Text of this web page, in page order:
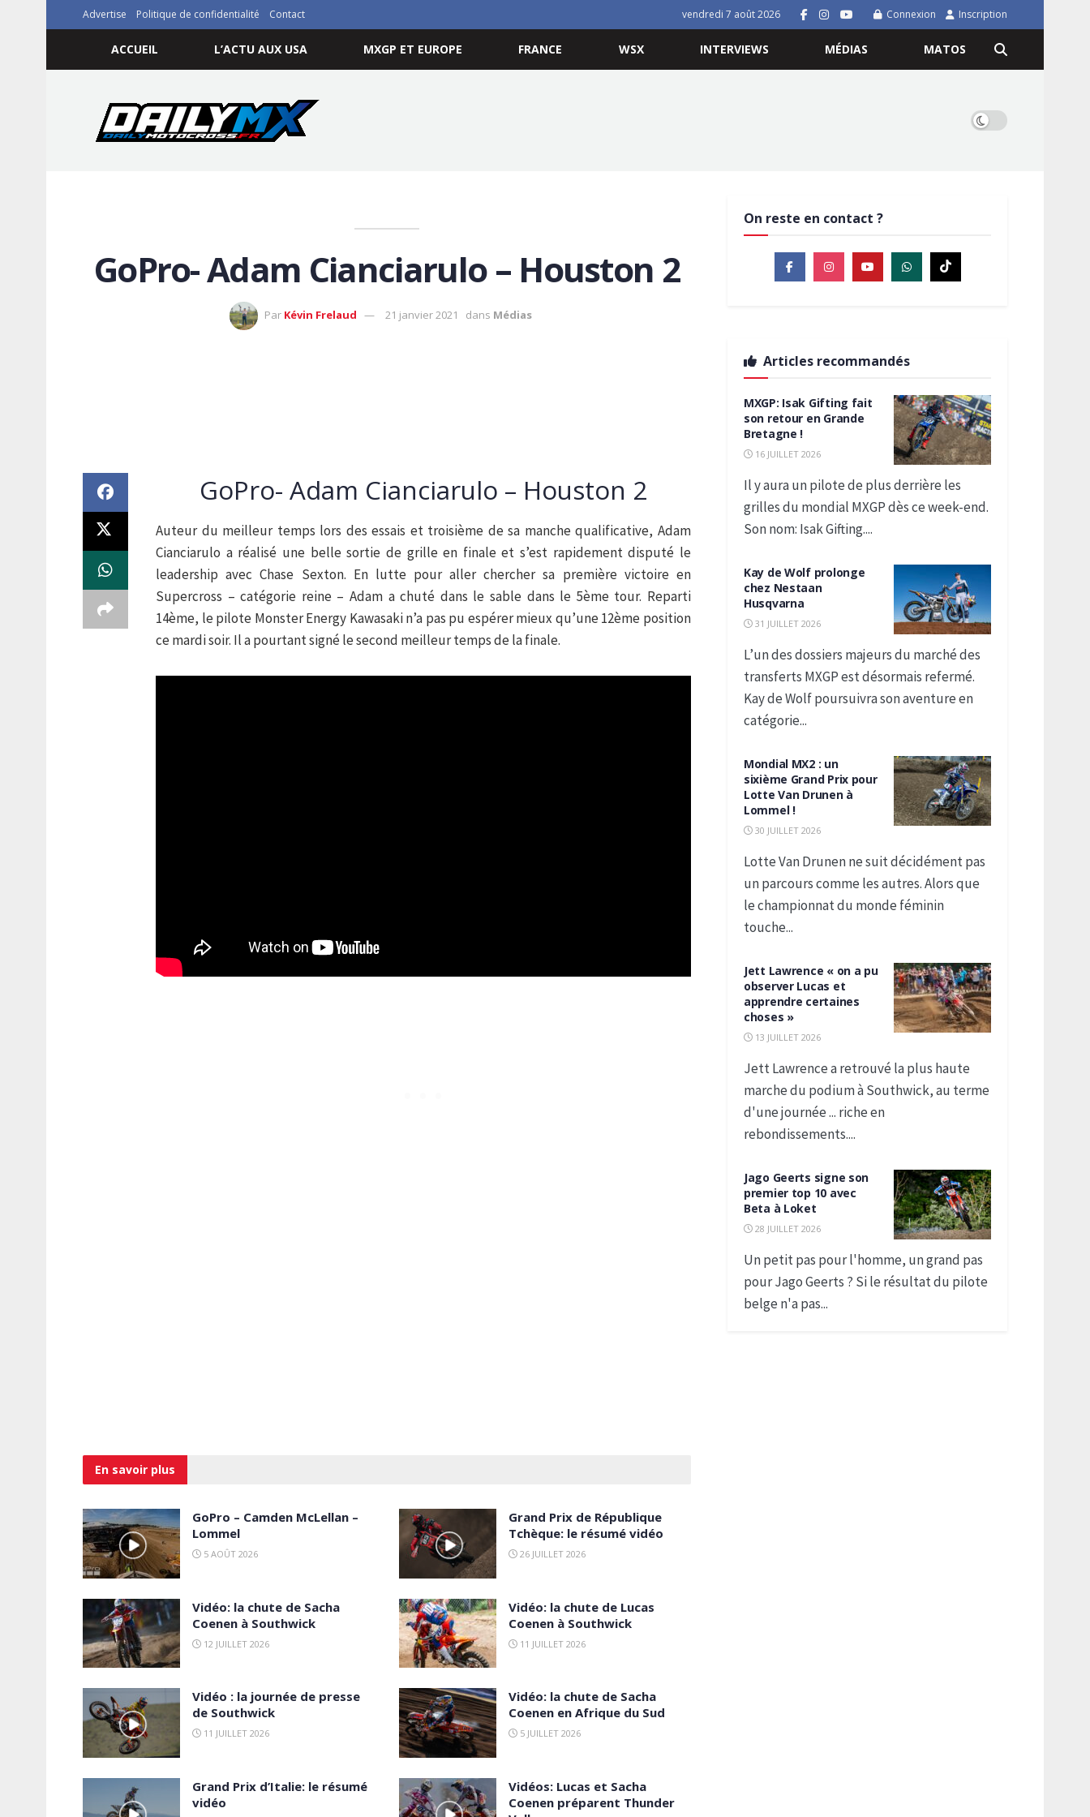
Advertise Politique de confidentialité Contact vendredi 7 août 2026 Connexion Inscription
ACCUEIL L’ACTU AUX USA MXGP ET EUROPE FRANCE WSX INTERVIEWS MÉDIAS MATOS
GoPro- Adam Cianciarulo – Houston 2
Par Kévin Frelaud 21 janvier 2021 dans Médias
GoPro- Adam Cianciarulo – Houston 2
Auteur du meilleur temps lors des essais et troisième de sa manche qualificative, Adam
Cianciarulo a réalisé une belle sortie de grille en finale et s’est rapidement disputé le
leadership avec Chase Sexton. En lutte pour aller chercher sa première victoire en
Supercross – catégorie reine – Adam a chuté dans le sable dans le 5ème tour. Reparti
14ème, le pilote Monster Energy Kawasaki n’a pas pu espérer mieux qu’une 12ème position
ce mardi soir. Il a pourtant signé le second meilleur temps de la finale.
En savoir plus
GoPro – Camden McLellan –
Lommel
5 AOÛT 2026
Grand Prix de République
Tchèque: le résumé vidéo
26 JUILLET 2026
Vidéo: la chute de Sacha
Coenen à Southwick
12 JUILLET 2026
Vidéo: la chute de Lucas
Coenen à Southwick
11 JUILLET 2026
Vidéo : la journée de presse
de Southwick
11 JUILLET 2026
Vidéo: la chute de Sacha
Coenen en Afrique du Sud
5 JUILLET 2026
Grand Prix d’Italie: le résumé
vidéo
Vidéos: Lucas et Sacha
Coenen préparent Thunder
On reste en contact ?
Articles recommandés
MXGP: Isak Gifting fait
son retour en Grande
Bretagne !
16 JUILLET 2026
Il y aura un pilote de plus derrière les
grilles du mondial MXGP dès ce week-end.
Son nom: Isak Gifting....
Kay de Wolf prolonge
chez Nestaan
Husqvarna
31 JUILLET 2026
L’un des dossiers majeurs du marché des
transferts MXGP est désormais refermé.
Kay de Wolf poursuivra son aventure en
catégorie...
Mondial MX2 : un
sixième Grand Prix pour
Lotte Van Drunen à
Lommel !
30 JUILLET 2026
Lotte Van Drunen ne suit décidément pas
un parcours comme les autres. Alors que
le championnat du monde féminin
touche...
Jett Lawrence « on a pu
observer Lucas et
apprendre certaines
choses »
13 JUILLET 2026
Jett Lawrence a retrouvé la plus haute
marche du podium à Southwick, au terme
d'une journée ... riche en
rebondissements....
Jago Geerts signe son
premier top 10 avec
Beta à Loket
28 JUILLET 2026
Un petit pas pour l'homme, un grand pas
pour Jago Geerts ? Si le résultat du pilote
belge n'a pas...